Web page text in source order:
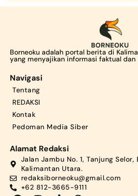
Borneoku adalah portal berita di
yang menyajikan informasi faktual dan
Navigasi
Tentang
REDAKSI
Kontak
Pedoman Media Siber
Alamat Redaksi
Jalan Jambu No. 1, Tanjung Selor,
Kalimantan Utara.
redaksiborneoku@gmail.com
+62 812-3665-9111